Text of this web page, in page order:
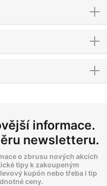
informace.
newsletteru.
o zbrusu nových akcích
tipy k zakoupeným
kupón nebo třeba i tip
ceny.